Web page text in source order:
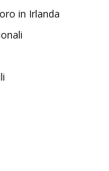
in Irlanda